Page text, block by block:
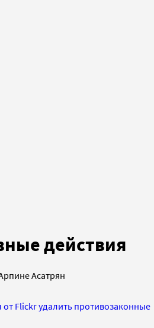
действия
Асатрян
Flickr удалить противозаконные